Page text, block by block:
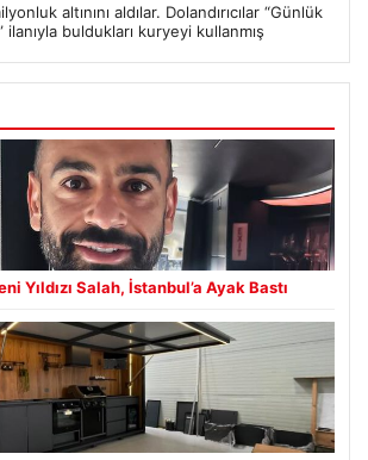
altınını aldılar. Dolandırıcılar “Günlük
buldukları kuryeyi kullanmış
Yıldızı Salah, İstanbul’a Ayak Bastı